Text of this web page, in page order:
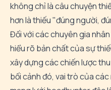
không chỉ là câu chuyện
hơn là thiếu "đúng người,
Đối với cácchuyên gia
hiểu rõ bản chất của sự
xây dựng các chiến lược
bối cảnh đó, vai trò của